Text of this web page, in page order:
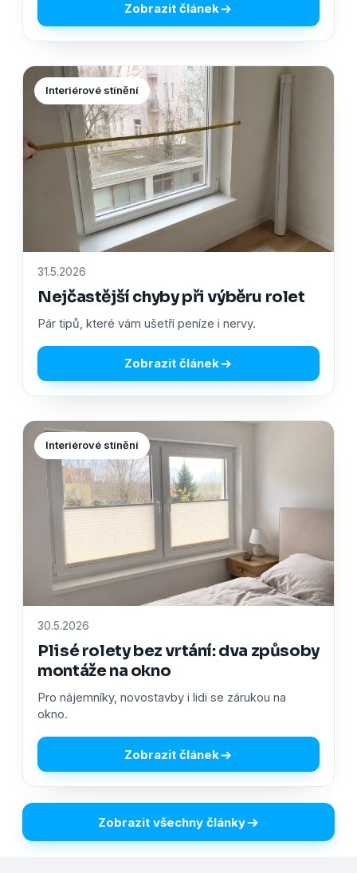
Zobrazit článek
Interiérové stínění
31.5.2026
Nejčastější chyby při výběru rolet
Pár tipů, které vám ušetří peníze i nervy.
Zobrazit článek
Interiérové stínění
30.5.2026
Plisé rolety bez vrtání: dva způsoby
montáže na okno
Pro nájemníky, novostavby i lidi se zárukou na
okno.
Zobrazit článek
Zobrazit všechny články